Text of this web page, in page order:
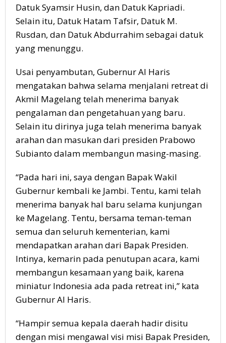
Datuk Syamsir Husin, dan Datuk Kapriadi.
Selain itu, Datuk Hatam Tafsir, Datuk M.
Rusdan, dan Datuk Abdurrahim sebagai datuk
yang menunggu.
Usai penyambutan, Gubernur Al Haris
mengatakan bahwa selama menjalani retreat di
Akmil Magelang telah menerima banyak
pengalaman dan pengetahuan yang baru.
Selain itu dirinya juga telah menerima banyak
arahan dan masukan dari presiden Prabowo
Subianto dalam membangun masing-masing.
“Pada hari ini, saya dengan Bapak Wakil
Gubernur kembali ke Jambi. Tentu, kami telah
menerima banyak hal baru selama kunjungan
ke Magelang. Tentu, bersama teman-teman
semua dan seluruh kementerian, kami
mendapatkan arahan dari Bapak Presiden.
Intinya, kemarin pada penutupan acara, kami
membangun kesamaan yang baik, karena
miniatur Indonesia ada pada retreat ini,” kata
Gubernur Al Haris.
“Hampir semua kepala daerah hadir disitu
dengan misi mengawal visi misi Bapak Presiden,